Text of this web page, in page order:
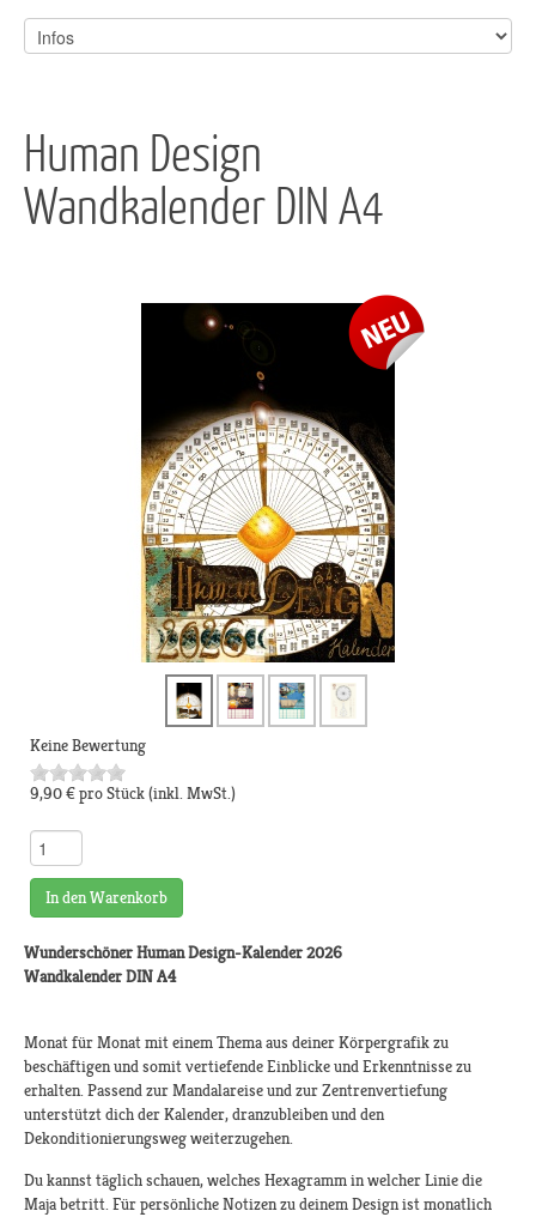
Human Design
Wandkalender DIN A4
Keine Bewertung
9,90 €pro Stück(inkl. MwSt.)
In den Warenkorb
Wunderschöner Human Design-Kalender 2026
Wandkalender DIN A4
Monat für Monat mit einem Thema aus deiner Körpergrafik zu
beschäftigen und somit vertiefende Einblicke und Erkenntnisse zu
erhalten. Passend zur Mandalareise und zur Zentrenvertiefung
unterstützt dich der Kalender, dranzubleiben und den
Dekonditionierungsweg weiterzugehen.
Du kannst täglich schauen, welches Hexagramm in welcher Linie die
Maja betritt. Für persönliche Notizen zu deinem Design ist monatlich